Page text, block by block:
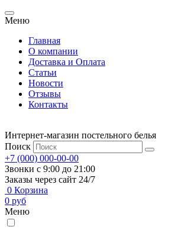
Меню
Главная
О компании
Доставка и Оплата
Статьи
Новости
Отзывы
Контакты
Интернет-магазин постельного белья
Поиск
+7 (000) 000-00-00
Звонки с 9:00 до 21:00
Заказы через сайт 24/7
0 Корзина
0 руб
Меню